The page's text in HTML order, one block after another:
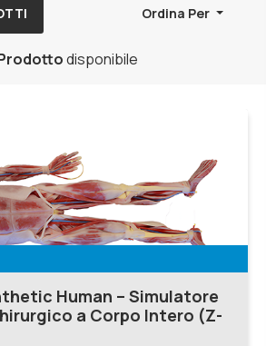
Ordina Per
disponibile
Human – Simulatore
a Corpo Intero (Z-